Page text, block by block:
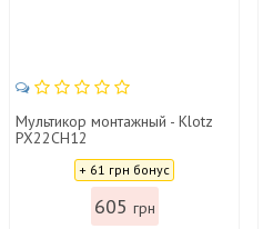
Мультикор монтажный - Klotz
PX22CH12
+ 61 грн бонус
605 грн